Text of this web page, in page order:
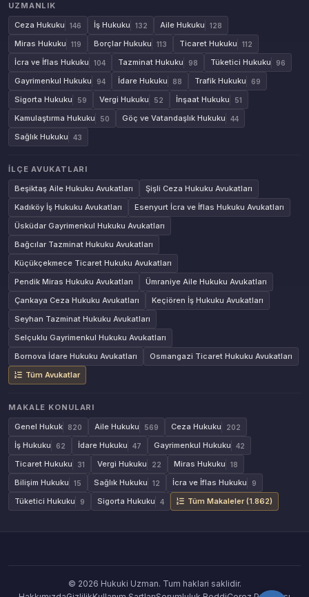
UZMANLIK
Ceza Hukuku
146 İş Hukuku 132 Aile Hukuku 128
Miras Hukuku 119 Borçlar Hukuku 113 Ticaret Hukuku 112
İcra ve İflas Hukuku 104 Tazminat Hukuku 98 Tüketici Hukuku 96
Gayrimenkul Hukuku 94 İdare Hukuku 88 Trafik Hukuku 69
Sigorta Hukuku 59 Vergi Hukuku 52 İnşaat Hukuku 51
Kamulaştırma Hukuku 50 Göç ve Vatandaşlık Hukuku 44
Sağlık Hukuku 43
İLÇE AVUKATLARI
Beşiktaş Aile Hukuku Avukatları
Şişli Ceza Hukuku Avukatları
Kadıköy İş Hukuku Avukatları
Esenyurt İcra ve İflas Hukuku Avukatları
Üsküdar Gayrimenkul Hukuku Avukatları
Bağcılar Tazminat Hukuku Avukatları
Küçükçekmece Ticaret Hukuku Avukatları
Pendik Miras Hukuku Avukatları
Ümraniye Aile Hukuku Avukatları
Çankaya Ceza Hukuku Avukatları
Keçiören İş Hukuku Avukatları
Seyhan Tazminat Hukuku Avukatları
Selçuklu Gayrimenkul Hukuku Avukatları
Bornova İdare Hukuku Avukatları
Osmangazi Ticaret Hukuku Avukatları
Tüm Avukatlar
MAKALE KONULARI
Genel Hukuk
820 Aile Hukuku 569 Ceza Hukuku 202
İş Hukuku 62 İdare Hukuku 47 Gayrimenkul Hukuku 42
Ticaret Hukuku 31 Vergi Hukuku 22 Miras Hukuku 18
Bilişim Hukuku 15 Sağlık Hukuku 12 İcra ve İflas Hukuku 9
Tüketici Hukuku 9 Sigorta Hukuku 4 Tüm Makaleler (1.862)
© 2026 Hukuki Uzman. Tum haklari saklidir.